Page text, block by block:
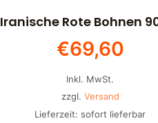
Iranische Rote Bohnen
€69,60
Inkl. MwSt.
zzgl. Versand
Lieferzeit: sofort lieferbar